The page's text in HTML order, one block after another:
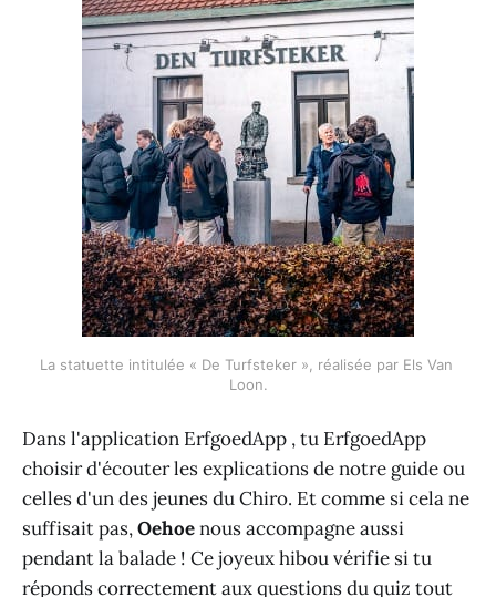
La statuette intitulée « De Turfsteker », réalisée par Els Van
Loon.
Dans l'application ErfgoedApp , tu ErfgoedApp
choisir d'écouter les explications de notre guide ou
celles d'un des jeunes du Chiro. Et comme si cela ne
suffisait pas,Oehoenous accompagne aussi
pendant la balade ! Ce joyeux hibou vérifie si tu
réponds correctement aux questions du quiz tout